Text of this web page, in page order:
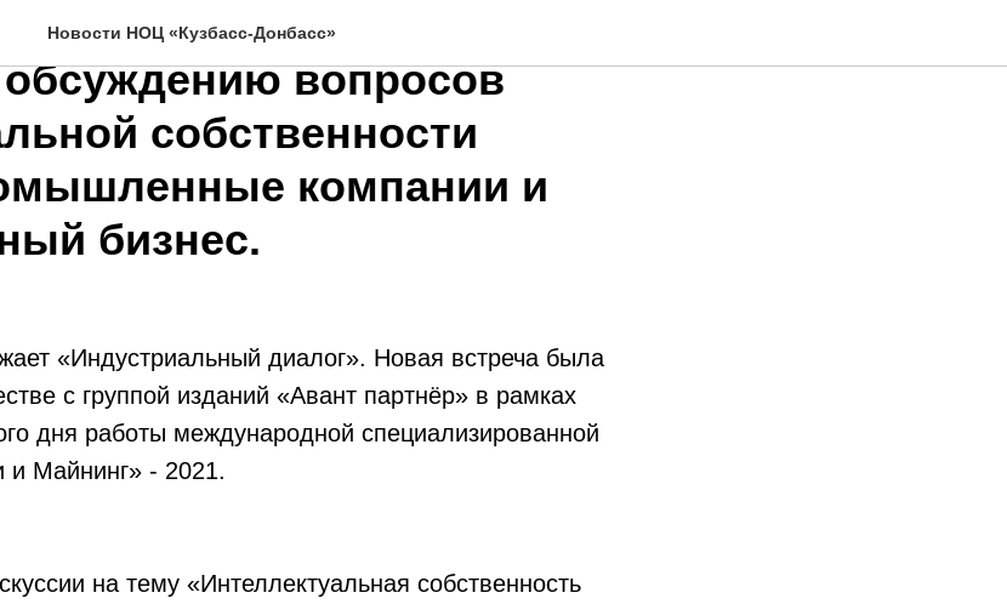
Новости НОЦ «Кузбасс-Донбасс»
НОЦ «Кузбасс»
обсуждению вопросов
собственности
компании и
бизнес.
«Индустриальный диалог». Новая встреча была
с группой изданий «Авант партнёр» в рамках
дня работы международной специализированной
и Майнинг» - 2021.
на тему «Интеллектуальная собственность